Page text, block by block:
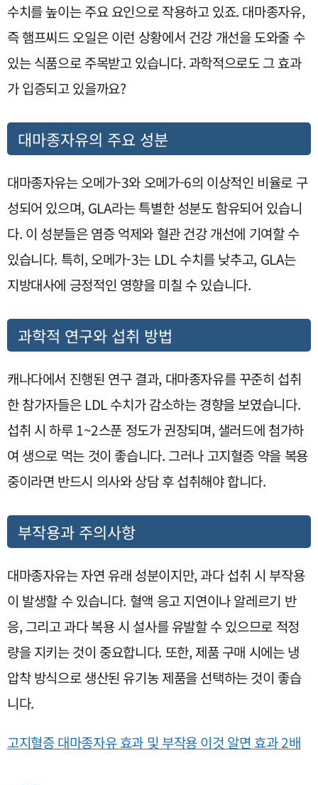
수치를 높이는 주요 요인으로 작용하고 있죠. 대마종자유,
즉 햄프씨드 오일은 이런 상황에서 건강 개선을 도와줄 수
있는 식품으로 주목받고 있습니다. 과학적으로도 그 효과
가 입증되고 있을까요?
대마종자유의 주요 성분
대마종자유는 오메가-3와 오메가-6의 이상적인 비율로 구
성되어 있으며, GLA라는 특별한 성분도 함유되어 있습니
다. 이 성분들은 염증 억제와 혈관 건강 개선에 기여할 수
있습니다. 특히, 오메가-3는 LDL 수치를 낮추고, GLA는
지방대사에 긍정적인 영향을 미칠 수 있습니다.
과학적 연구와 섭취 방법
캐나다에서 진행된 연구 결과, 대마종자유를 꾸준히 섭취
한 참가자들은 LDL 수치가 감소하는 경향을 보였습니다.
섭취 시 하루 1~2스푼 정도가 권장되며, 샐러드에 첨가하
여 생으로 먹는 것이 좋습니다. 그러나 고지혈증 약을 복용
중이라면 반드시 의사와 상담 후 섭취해야 합니다.
부작용과 주의사항
대마종자유는 자연 유래 성분이지만, 과다 섭취 시 부작용
이 발생할 수 있습니다. 혈액 응고 지연이나 알레르기 반
응, 그리고 과다 복용 시 설사를 유발할 수 있으므로 적정
량을 지키는 것이 중요합니다. 또한, 제품 구매 시에는 냉
압착 방식으로 생산된 유기농 제품을 선택하는 것이 좋습
니다.
고지혈증 대마종자유 효과 및 부작용 이것 알면 효과 2배